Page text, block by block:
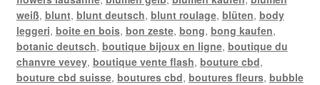
weiß, blunt, blunt deutsch, blunt roulage, blüten, body
leggeri, boite en bois, bon zeste, bong, bong kaufen,
botanic deutsch, boutique bijoux en ligne, boutique du
chanvre vevey, boutique vente flash, bouture cbd,
bouture cbd suisse, boutures cbd, boutures fleurs, bubble